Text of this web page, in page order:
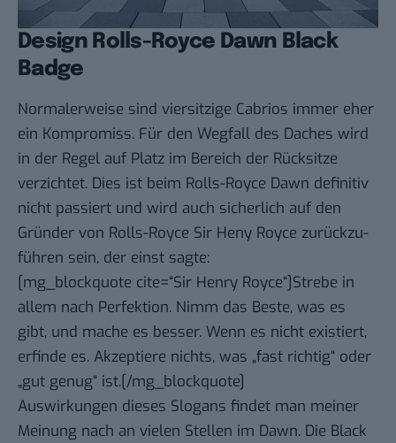
Design Rolls-Royce Dawn Black
Badge
Normalerweise sind viersitzige Cabrios immer eher
ein Kompromiss. Für den Wegfall des Daches wird
in der Regel auf Platz im Bereich der Rücksitze
verzichtet. Dies ist beim Rolls-Royce Dawn definitiv
nicht passiert und wird auch sicherlich auf den
Gründer von Rolls-Royce Sir Heny Royce zurückzu-
führen sein, der einst sagte:
[mg_blockquote cite=“Sir Henry Royce“]Strebe in
allem nach Perfektion. Nimm das Beste, was es
gibt, und mache es besser. Wenn es nicht existiert,
erfinde es. Akzeptiere nichts, was „fast richtig“ oder
„gut genug“ ist.[/mg_blockquote]
Auswirkungen dieses Slogans findet man meiner
Meinung nach an vielen Stellen im Dawn. Die Black